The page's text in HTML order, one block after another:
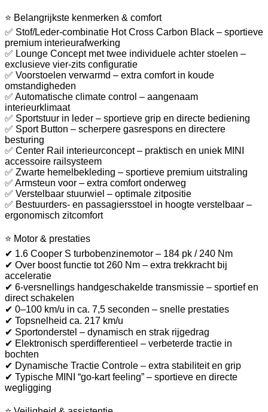
⭐ Belangrijkste kenmerken & comfort
✅ Stof/Leder-combinatie Hot Cross Carbon Black – sportieve
premium interieurafwerking
✅ Lounge Concept met twee individuele achter stoelen –
exclusieve vier-zits configuratie
✅ Voorstoelen verwarmd – extra comfort in koude
omstandigheden
✅ Automatische climate control – aangenaam
interieurklimaat
✅ Sportstuur in leder – sportieve grip en directe bediening
✅ Sport Button – scherpere gasrespons en directere
besturing
✅ Center Rail interieurconcept – praktisch en uniek MINI
accessoire railsysteem
✅ Zwarte hemelbekleding – sportieve premium uitstraling
✅ Armsteun voor – extra comfort onderweg
✅ Verstelbaar stuurwiel – optimale zitpositie
✅ Bestuurders- en passagiersstoel in hoogte verstelbaar –
ergonomisch zitcomfort
⭐ Motor & prestaties
✔ 1.6 Cooper S turbobenzinemotor – 184 pk / 240 Nm
✔ Over boost functie tot 260 Nm – extra trekkracht bij
acceleratie
✔ 6-versnellings handgeschakelde transmissie – sportief en
direct schakelen
✔ 0–100 km/u in ca. 7,5 seconden – snelle prestaties
✔ Topsnelheid ca. 217 km/u
✔ Sportonderstel – dynamisch en strak rijgedrag
✔ Elektronisch sperdifferentieel – verbeterde tractie in
bochten
✔ Dynamische Tractie Controle – extra stabiliteit en grip
✔ Typische MINI “go-kart feeling” – sportieve en directe
wegligging